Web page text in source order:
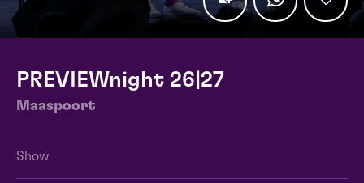
PREVIEWnight 26|27
Maaspoort
Show